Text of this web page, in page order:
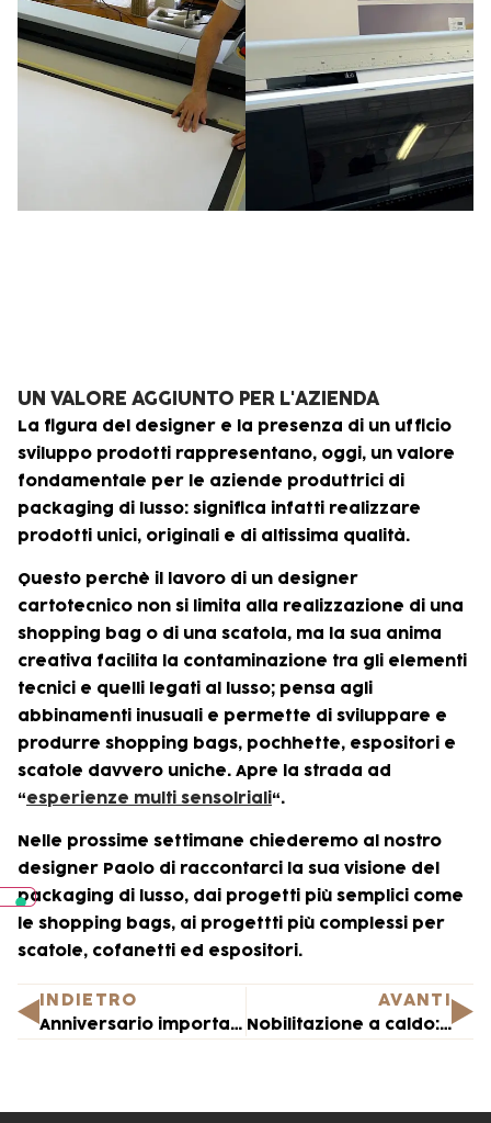
UN VALORE AGGIUNTO PER L'AZIENDA
La figura del designer e la presenza di un ufficio
sviluppo prodotti rappresentano, oggi, un valore
fondamentale per le aziende produttrici di
packaging di lusso: significa infatti realizzare
prodotti unici, originali e di altissima qualità.
Questo perchè il lavoro di un designer
cartotecnico non si limita alla realizzazione di una
shopping bag o di una scatola, ma la sua anima
creativa facilita la contaminazione tra gli elementi
tecnici e quelli legati al lusso; pensa agli
abbinamenti inusuali e permette di sviluppare e
produrre shopping bags, pochhette, espositori e
scatole davvero uniche. Apre la strada ad
“esperienze multi sensolriali“.
Nelle prossime settimane chiederemo al nostro
designer Paolo di raccontarci la sua visione del
packaging di lusso, dai progetti più semplici come
le shopping bags, ai progettti più complessi per
scatole, cofanetti ed espositori.
INDIETRO
Anniversario importante: 50°
AVANTI
Nobilitazione a caldo: eleganza e raffinatezza senza tempo